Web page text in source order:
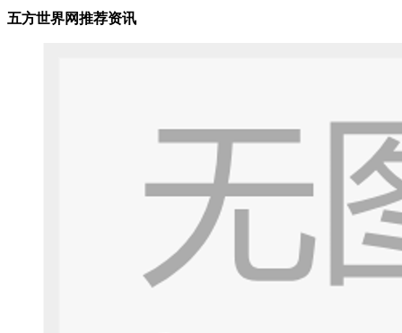
五方世界网推荐资讯